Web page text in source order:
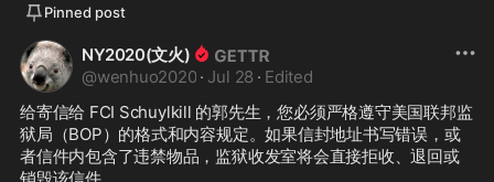
Pinned post
NY2020(文火)
@wenhuo2020 · Jul 28 · Edited
给寄信给 FCI Schuylkill 的郭先生，您必须严格遵守美国联邦监
狱局（BOP）的格式和内容规定。如果信封地址书写错误，或
者信件内包含了违禁物品，监狱收发室将会直接拒收、退回或